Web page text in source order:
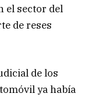
el sector del
de reses
de los
ya había